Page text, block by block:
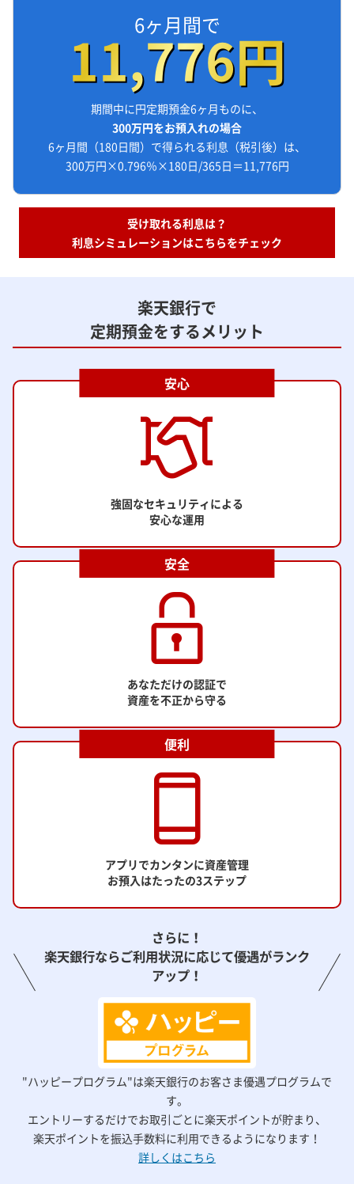
6ヶ月間で
11,776円
期間中に円定期預金6ヶ月ものに、
300万円をお預入れの場合
6ヶ月間（180日間）で得られる利息（税引後）は、
300万円×0.796％×180日/365日＝11,776円
受け取れる利息は？
利息シミュレーションはこちらをチェック
楽天銀行で
定期預金をするメリット
安心
強固なセキュリティによる
安心な運用
安全
あなただけの認証で
資産を不正から守る
便利
アプリでカンタンに資産管理
お預入はたったの3ステップ
さらに！
楽天銀行ならご利用状況に応じて優遇がランク
アップ！
"ハッピープログラム"は楽天銀行のお客さま優遇プログラムで
す。
エントリーするだけでお取引ごとに楽天ポイントが貯まり、
楽天ポイントを振込手数料に利用できるようになります！
詳しくはこちら